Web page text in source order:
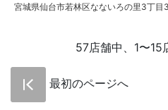
宮城県仙台市若林区なないろの里3丁目
57店舗中、1〜15
最初のページへ